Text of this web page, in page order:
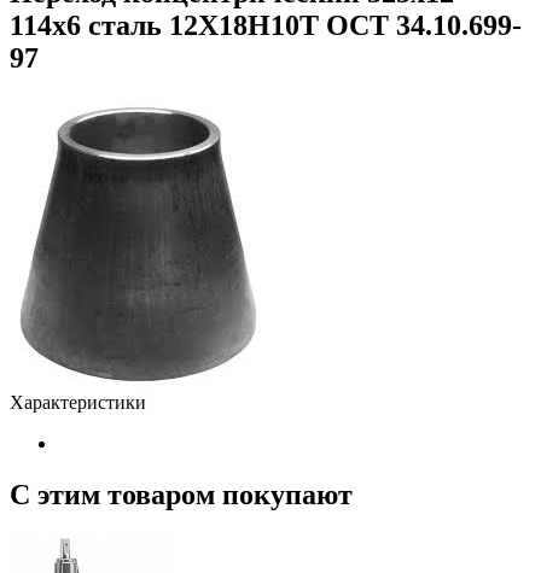
114х6 сталь 12Х18Н10Т ОСТ 34.10.699-
97
Характеристики
С этим товаром покупают